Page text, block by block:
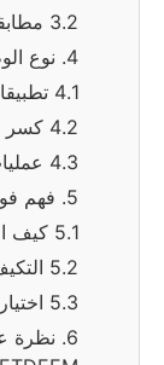
3.2 مطابقة كسرات METDEEM لحجم الحفارة
4. نوع الوظيفة واستراتيجية اختيار المقطع
4.1 تطبيقات الخنادق: عمل الخنادق الدقيقة
4.2 كسر ثانوي في المحاجر
4.3 عمليات التعدين: قطع التعدين
5. فهم فوائد نظام الصمام الخارجي
5.1 كيف الصمامات الخارجية تحسن التوافق
5.2 التكيف مع أنظمة حفارة هيدروليكية مختلفة
5.3 اختيار نموذج مقطع METDEEM الصحيح
6. نظرة